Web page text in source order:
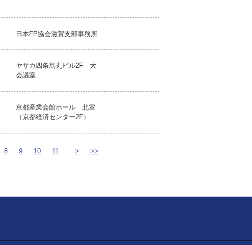
日本FP協会滋賀支部事務所
ヤサカ四条烏丸ビル2F 大
会議室
京都産業会館ホール 北室
（京都経済センター2F）
8 9 10 11 > >>